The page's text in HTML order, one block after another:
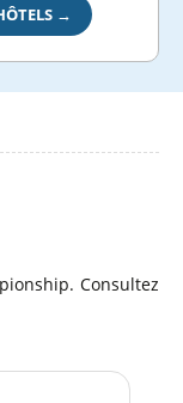
→
Consultez